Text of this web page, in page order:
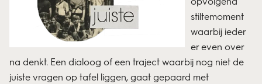
stiltemoment
waarbij ieder
er even over
na denkt. Een dialoog of een traject waarbij nog niet de
juiste vragen op tafel liggen, gaat gepaard met